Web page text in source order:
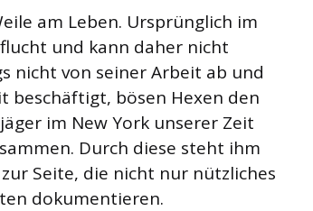
am Leben. Ursprünglich im
und kann daher nicht
nicht von seiner Arbeit ab und
beschäftigt, bösen Hexen den
im New York unserer Zeit
Durch diese steht ihm
Seite, die nicht nur nützliches
dokumentieren.